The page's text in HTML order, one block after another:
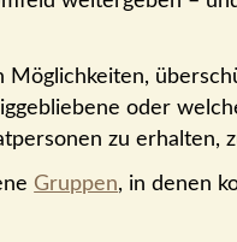
Möglich­keiten,
oder
zu erhalten,
Gruppen, in denen